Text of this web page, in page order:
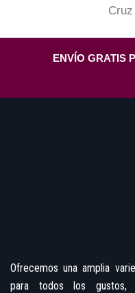
Cruz
ENVÍO GRATIS
Ofrecemos una amplia
para todos los gustos,